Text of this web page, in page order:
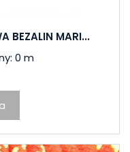
BEZALIN MARI...
0 m